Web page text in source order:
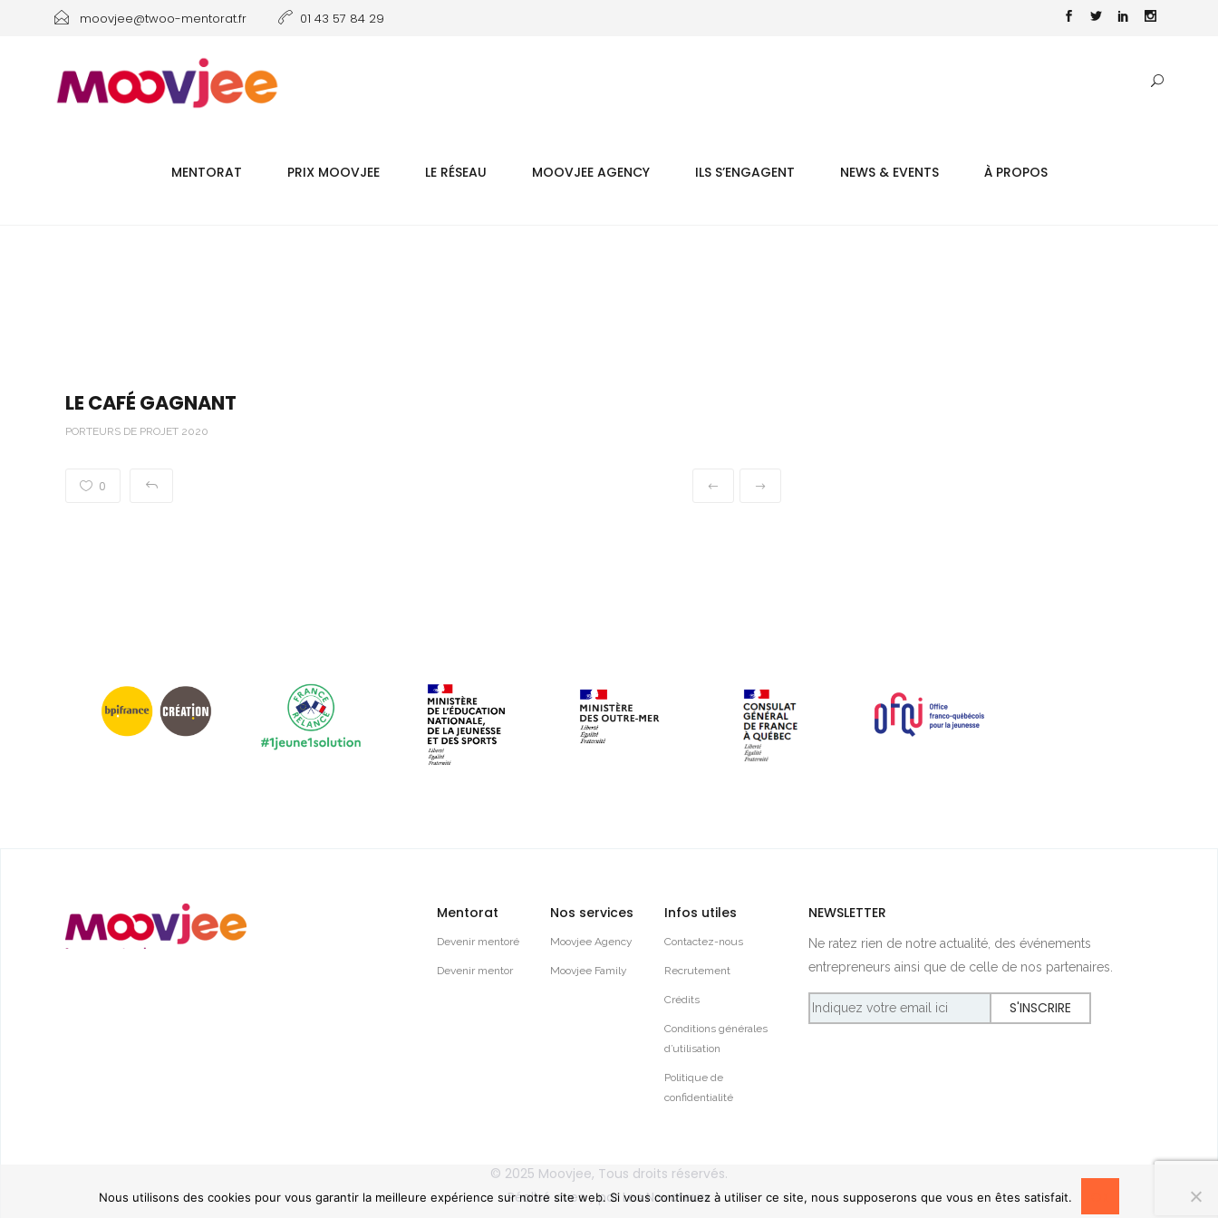
moovjee@twoo-mentorat.fr 01 43 57 84 29
MENTORAT PRIX MOOVJEE LE RÉSEAU MOOVJEE AGENCY ILS S’ENGAGENT NEWS & EVENTS À PROPOS
LE CAFÉ GAGNANT
PORTEURS DE PROJET 2020
0
Mentorat
Devenir mentoré
Devenir mentor
Nos services
Moovjee Agency
Moovjee Family
Infos utiles
Contactez-nous
Recrutement
Crédits
Conditions générales
d’utilisation
Politique de
confidentialité
NEWSLETTER
Ne ratez rien de notre actualité, des événements
entrepreneurs ainsi que de celle de nos partenaires.
© 2025 Moovjee, Tous droits réservés.
Réalisé avec par Les Novateurs
Nous utilisons des cookies pour vous garantir la meilleure expérience sur notre site web. Si vous continuez à utiliser ce site, nous supposerons que vous en êtes satisfait.